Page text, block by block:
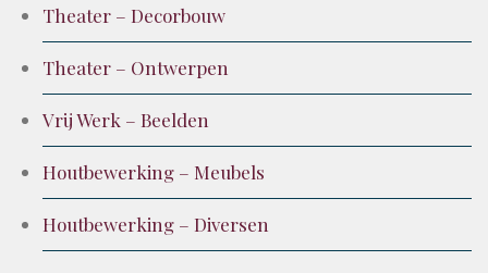
Theater – Decorbouw
Theater – Ontwerpen
Vrij Werk – Beelden
Houtbewerking – Meubels
Houtbewerking – Diversen